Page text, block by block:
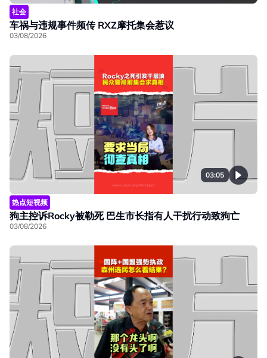
社会
车祸与违规事件频传 RXZ摩托集会惹议
03/08/2026
03:05
热点短视频
狗主控诉Rocky被勒死 巴生市长指有人干扰行动致狗亡
03/08/2026